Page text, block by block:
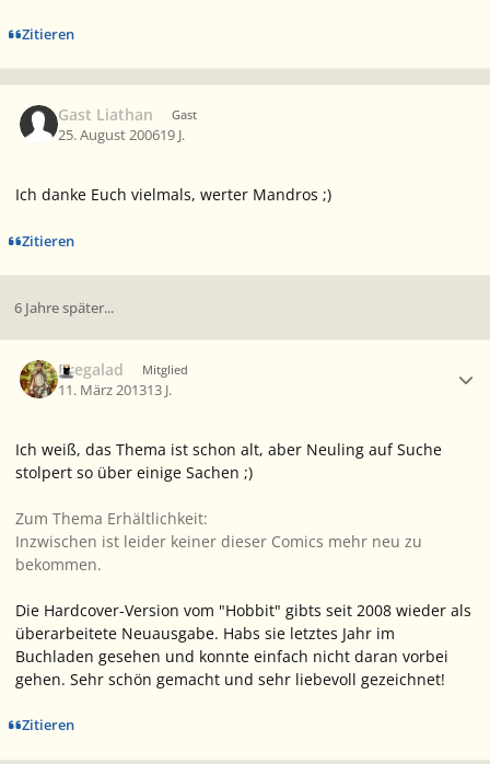
Zitieren
Gast Liathan Gast
25. August 200619 J.
Ich danke Euch vielmals, werter Mandros ;)
Zitieren
6 Jahre später...
Bregalad Mitglied
11. März 201313 J.
Ich weiß, das Thema ist schon alt, aber Neuling auf Suche
stolpert so über einige Sachen ;)
Zum Thema Erhältlichkeit:
Inzwischen ist leider keiner dieser Comics mehr neu zu
bekommen.
Die Hardcover-Version vom "Hobbit" gibts seit 2008 wieder als
überarbeitete Neuausgabe. Habs sie letztes Jahr im
Buchladen gesehen und konnte einfach nicht daran vorbei
gehen. Sehr schön gemacht und sehr liebevoll gezeichnet!
Zitieren